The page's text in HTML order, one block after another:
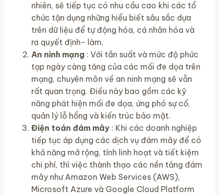
nhiên, sẽ tiếp tục có nhu cầu cao khi các tổ
chức tận dụng những hiểu biết sâu sắc dựa
trên dữ liệu để tự động hóa, cá nhân hóa và
ra quyết định- làm.
An ninh mạng : Với tần suất và mức độ phức
tạp ngày càng tăng của các mối đe dọa trên
mạng, chuyên môn về an ninh mạng sẽ vẫn
rất quan trọng. Điều này bao gồm các kỹ
năng phát hiện mối đe dọa, ứng phó sự cố,
quản lý lỗ hổng và kiến ​​trúc bảo mật.
Điện toán đám mây : Khi các doanh nghiệp
tiếp tục áp dụng các dịch vụ đám mây để có
khả năng mở rộng, tính linh hoạt và tiết kiệm
chi phí, thì việc thành thạo các nền tảng đám
mây như Amazon Web Services (AWS),
Microsoft Azure và Google Cloud Platform